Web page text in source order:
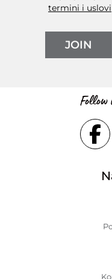
termini i uslovi
JOIN
Follow